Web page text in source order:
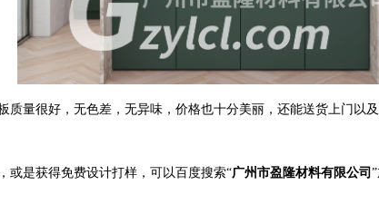
质量很好，无色差，无异味，价格也十分美丽，还能送货上门以
或是获得免费设计打样，可以百度搜索“广州市盈隆材料有限公司